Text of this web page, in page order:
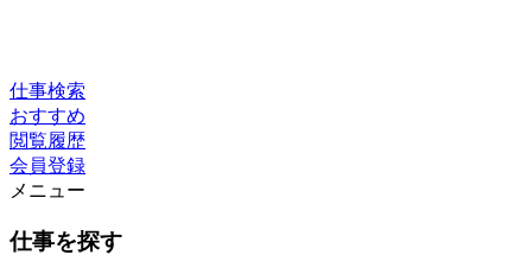
仕事検索
おすすめ
閲覧履歴
会員登録
メニュー
仕事を探す